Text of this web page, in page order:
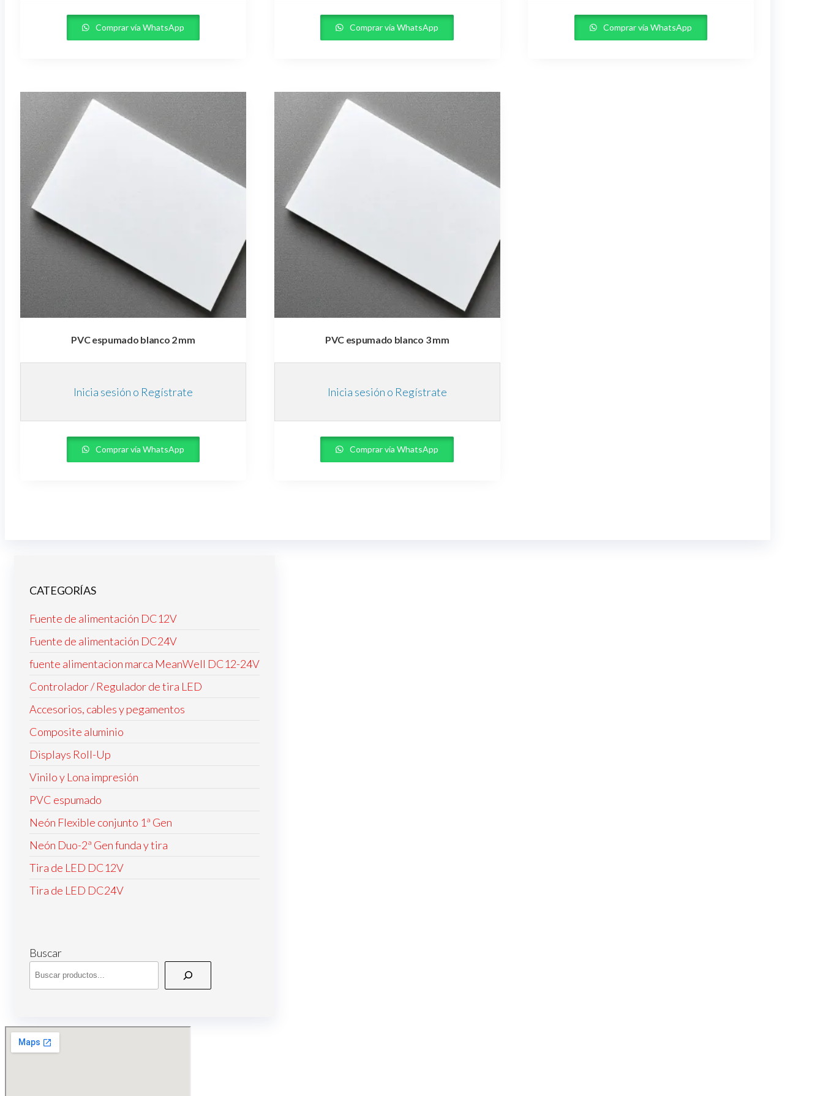
Comprar vía WhatsApp Comprar vía WhatsApp Comprar vía WhatsApp
PVC espumado blanco 2 mm
Inicia sesión o Regístrate
Comprar vía WhatsApp
PVC espumado blanco 3 mm
Inicia sesión o Regístrate
Comprar vía WhatsApp
CATEGORÍAS
Fuente de alimentación DC12V
Fuente de alimentación DC24V
fuente alimentacion marca MeanWell DC12-24V
Controlador / Regulador de tira LED
Accesorios, cables y pegamentos
Composite aluminio
Displays Roll-Up
Vinilo y Lona impresión
PVC espumado
Neón Flexible conjunto 1ª Gen
Neón Duo-2ª Gen funda y tira
Tira de LED DC12V
Tira de LED DC24V
Buscar